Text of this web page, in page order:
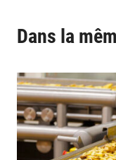
Dans la